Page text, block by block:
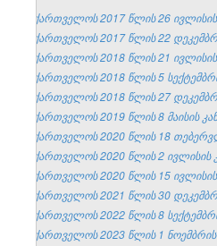
საქართველოს 2017 წლის 26
საქართველოს 2017 წლის 22
საქართველოს 2018 წლის 21
საქართველოს 2018 წლის 5
საქართველოს 2018 წლის 27
საქართველოს 2019 წლის 8 მაისის
საქართველოს 2020 წლის 18
საქართველოს 2020 წლის 2 ივლისის
საქართველოს 2020 წლის 15
საქართველოს 2021 წლის 30
საქართველოს 2022 წლის 8
საქართველოს 2023 წლის 1